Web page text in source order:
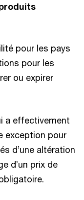
pour les pays
pour les
ou expirer
a effectivement
exception pour
d’une altération
d’un prix de